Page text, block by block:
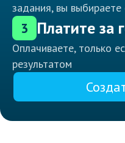
задания, вы выбираете
3 Платите за
Оплачиваете, только
результатом